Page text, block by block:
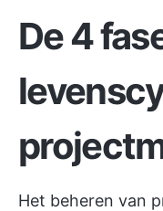
De 4
Het beheren van